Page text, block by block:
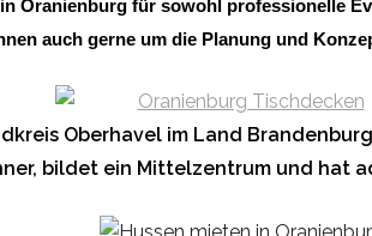
Oranienburg für sowohl professionelle
auch gerne um die Planung und
Oberhavel im Land
bildet ein Mittelzentrum und hat